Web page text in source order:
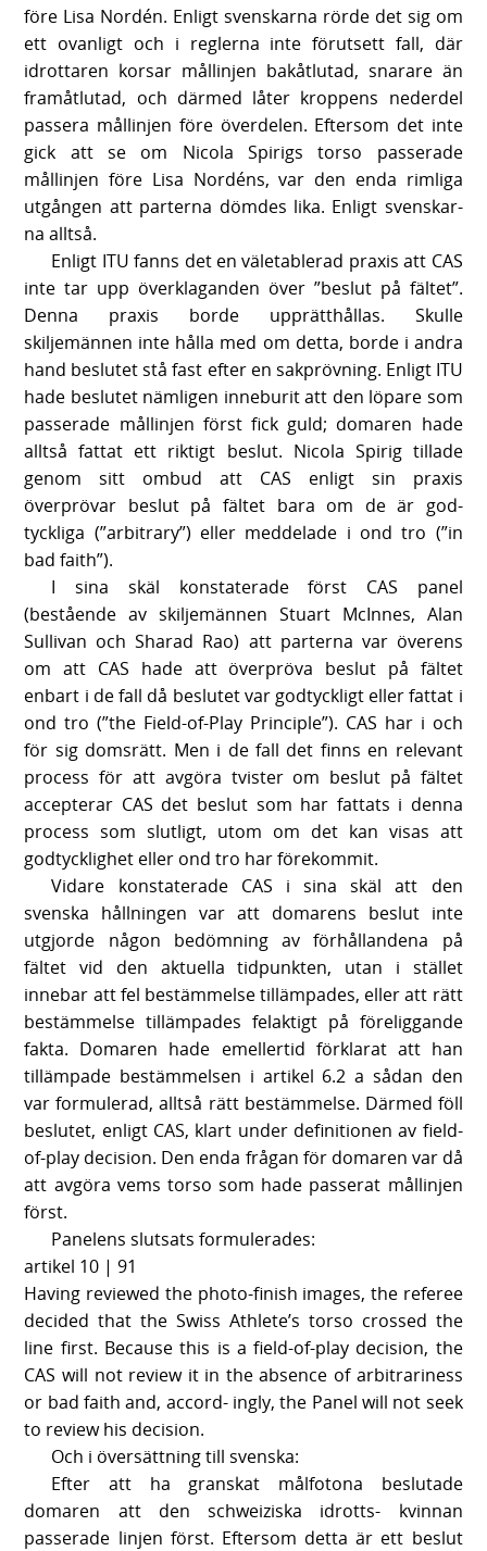
före Lisa Nordén. Enligt svenskarna rörde det sig om
ett ovanligt och i reglerna inte förutsett fall, där
idrottaren korsar mållinjen bakåtlutad, snarare än
framåtlutad, och därmed låter kroppens nederdel
passera mållinjen före överdelen. Eftersom det inte
gick att se om Nicola Spirigs torso passerade
mållinjen före Lisa Nordéns, var den enda rimliga
utgången att parterna dömdes lika. Enligt svenskar-
na alltså.
Enligt ITU fanns det en väletablerad praxis att CAS
inte tar upp överklaganden över ”beslut på fältet”.
Denna praxis borde upprätthållas. Skulle
skiljemännen inte hålla med om detta, borde i andra
hand beslutet stå fast efter en sakprövning. Enligt ITU
hade beslutet nämligen inneburit att den löpare som
passerade mållinjen först fick guld; domaren hade
alltså fattat ett riktigt beslut. Nicola Spirig tillade
genom sitt ombud att CAS enligt sin praxis
överprövar beslut på fältet bara om de är god-
tyckliga (”arbitrary”) eller meddelade i ond tro (”in
bad faith”).
I sina skäl konstaterade först CAS panel
(bestående av skiljemännen Stuart McInnes, Alan
Sullivan och Sharad Rao) att parterna var överens
om att CAS hade att överpröva beslut på fältet
enbart i de fall då beslutet var godtyckligt eller fattat i
ond tro (”the Field-of-Play Principle”). CAS har i och
för sig domsrätt. Men i de fall det finns en relevant
process för att avgöra tvister om beslut på fältet
accepterar CAS det beslut som har fattats i denna
process som slutligt, utom om det kan visas att
godtycklighet eller ond tro har förekommit.
Vidare konstaterade CAS i sina skäl att den
svenska hållningen var att domarens beslut inte
utgjorde någon bedömning av förhållandena på
fältet vid den aktuella tidpunkten, utan i stället
innebar att fel bestämmelse tillämpades, eller att rätt
bestämmelse tillämpades felaktigt på föreliggande
fakta. Domaren hade emellertid förklarat att han
tillämpade bestämmelsen i artikel 6.2 a sådan den
var formulerad, alltså rätt bestämmelse. Därmed föll
beslutet, enligt CAS, klart under definitionen av field-
of-play decision. Den enda frågan för domaren var då
att avgöra vems torso som hade passerat mållinjen
först.
Panelens slutsats formulerades:
artikel 10 | 91
Having reviewed the photo-finish images, the referee
decided that the Swiss Athlete’s torso crossed the
line first. Because this is a field-of-play decision, the
CAS will not review it in the absence of arbitrariness
or bad faith and, accord- ingly, the Panel will not seek
to review his decision.
Och i översättning till svenska:
Efter att ha granskat målfotona beslutade
domaren att den schweiziska idrotts- kvinnan
passerade linjen först. Eftersom detta är ett beslut